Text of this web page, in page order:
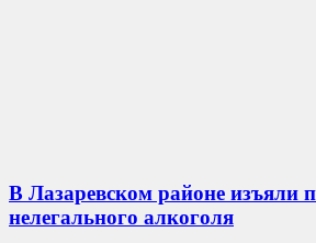
В Лазаревском районе изъяли
нелегального алкоголя